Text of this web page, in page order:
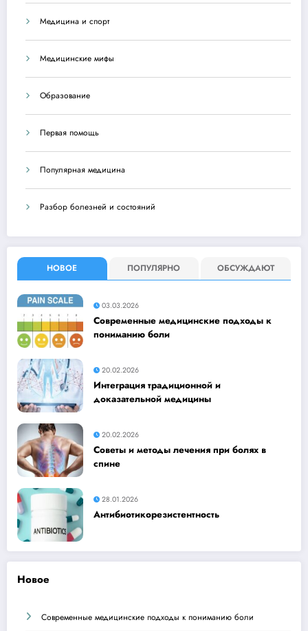
Медицина и спорт
Медицинские мифы
Образование
Первая помощь
Популярная медицина
Разбор болезней и состояний
НОВОЕ ПОПУЛЯРНО ОБСУЖДАЮТ
03.03.2026
Современные медицинские подходы к
пониманию боли
20.02.2026
Интеграция традиционной и
доказательной медицины
20.02.2026
Советы и методы лечения при болях в
спине
28.01.2026
Антибиотикорезистентность
Новое
Современные медицинские подходы к пониманию боли